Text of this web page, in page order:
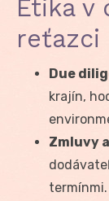
Etika v
reťazci
Due
krajín,
Zmluvy
termínmi.